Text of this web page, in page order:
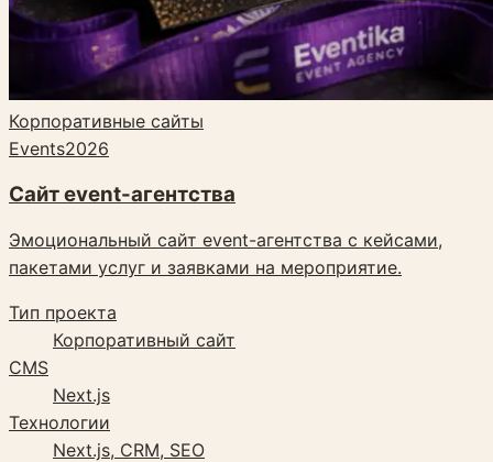
Корпоративные сайты
Events2026
Сайт event-агентства
Эмоциональный сайт event-агентства с кейсами,
пакетами услуг и заявками на мероприятие.
Тип проекта
Корпоративный сайт
CMS
Next.js
Технологии
Next.js, CRM, SEO